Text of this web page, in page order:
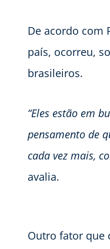
De acordo com
país, ocorreu,
brasileiros.
“Eles estão em
pensamento de
cada vez mais,
avalia.
Outro fator que